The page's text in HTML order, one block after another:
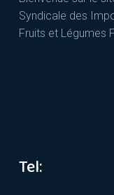
Syndicale des
Fruits et Légumes
Tel: